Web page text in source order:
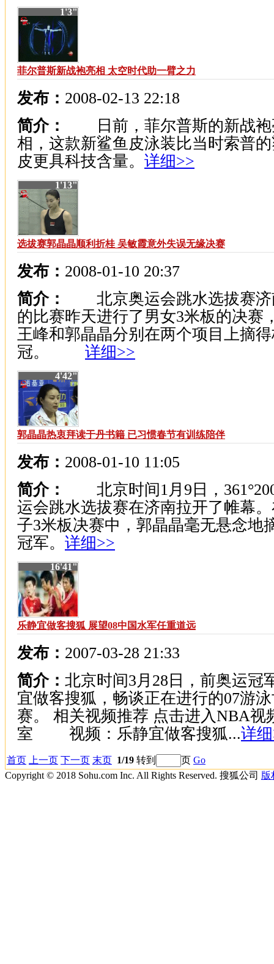
1'3"
菲尔普斯新战袍亮相 太空时代助一臂之力
发布： 2008-02-13 22:18
简介：
日前，菲尔普斯的新战袍
相，这款新鲨鱼皮泳装比当时索普
皮更具科技含量。 详细>>
1'13"
选拔赛郭晶晶顺利折桂 吴敏霞意外失误无缘决赛
发布： 2008-01-10 20:37
简介：
北京奥运会跳水选拔赛济
的比赛昨天进行了男女3米板的决赛
王峰和郭晶晶分别在两个项目上摘
冠。 详细>>
4'42"
郭晶晶热衷拜读于丹书籍 已习惯春节有训练陪伴
发布： 2008-01-10 11:05
简介：
北京时间1月9日，
运会跳水选拔赛在济南拉开了帷幕
子3米板决赛中，郭晶晶毫无悬念地
冠军。 详细>>
16'41"
乐静宜做客搜狐 展望08中国水军任重道远
发布： 2007-03-28 21:33
简介： 北京时间3月28日，前奥运冠
宜做客搜狐，畅谈正在进行的07游
赛。 相关视频推荐 点击进入NBA视
室 视频：乐静宜做客搜狐...详
首页 上一页 下一页 末页 1/19 转到 页 Go
Copyright © 2018 Sohu.com Inc. All Rights Reserved. 搜狐公司 版